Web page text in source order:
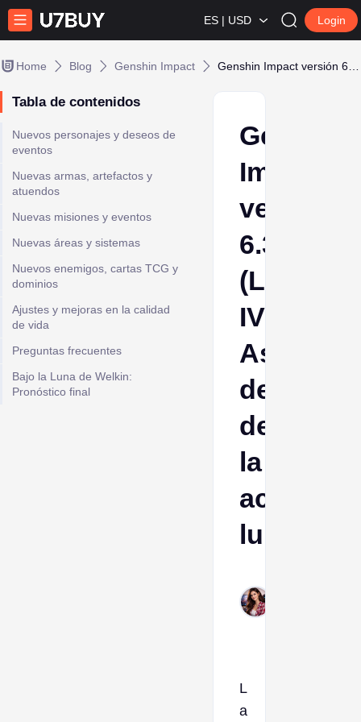
ES | USD Login
Home Blog Genshin Impact
Tabla de contenidos
Nuevos personajes y deseos de
eventos
Nuevas armas, artefactos y
atuendos
Nuevas misiones y eventos
Nuevas áreas y sistemas
Nuevos enemigos, cartas TCG y
dominios
Ajustes y mejoras en la calidad
de vida
Preguntas frecuentes
Bajo la Luna de Welkin:
Pronóstico final
Genshin
Impact
versión
6.3
(Luna
IV):
de
la
lunar
L
a